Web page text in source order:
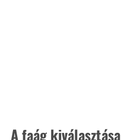
A faág kiválasztása